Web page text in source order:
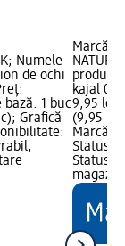
Numele
de ochi
1 buc
Grafică
Marcă:
kajal 03,
9,95 lei;
(9,95 lei
Marcă
Status
Status